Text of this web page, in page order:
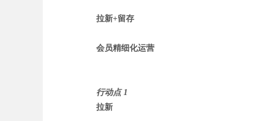
拉新+留存
会员精细化运营
行动点 1
拉新